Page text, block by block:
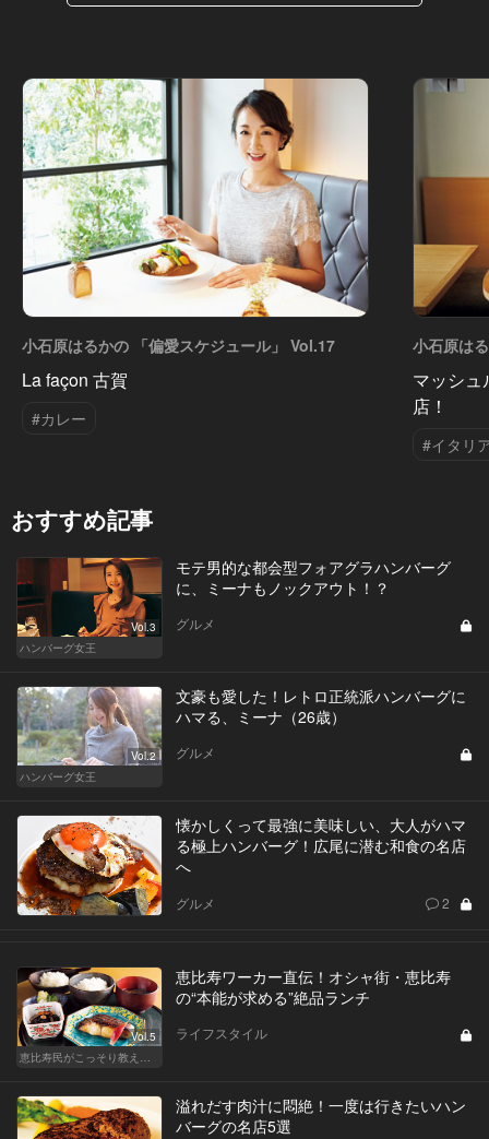
小石原はるかの 「偏愛スケジュール」 Vol.17
La façon 古賀
#カレー
小石原は
マッシ
店！
#イタリ
おすすめ記事
Vol.3
ハンバーグ女王
モテ男的な都会型フォアグラハンバーグ
に、ミーナもノックアウト！？
グルメ
Vol.2
ハンバーグ女王
文豪も愛した！レトロ正統派ハンバーグに
ハマる、ミーナ（26歳）
グルメ
懐かしくって最強に美味しい、大人がハマ
る極上ハンバーグ！広尾に潜む和食の名店
へ
グルメ 2
Vol.5
恵比寿民がこっそり教える、 “俺の恵比寿”
恵比寿ワーカー直伝！オシャ街・恵比寿
の“本能が求める”絶品ランチ
ライフスタイル
溢れだす肉汁に悶絶！一度は行きたいハン
バーグの名店5選